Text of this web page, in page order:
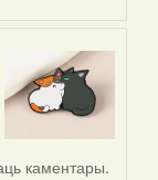
каментары.